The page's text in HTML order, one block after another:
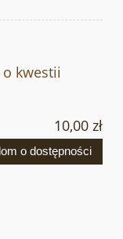
o kwestii
10,00 zł
o dostępności